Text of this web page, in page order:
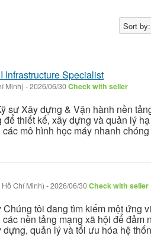
Sort by:
Infrastructure Specialist
Minh) -2026/06/30Check with seller
sư Xây dựng & Vận hành nền
thiết kế, xây dựng và quản lý
mô hình học máy nhanh
Chí Minh) -2026/06/30Check with seller
tôi đang tìm kiếm một ứng
nền tảng mạng xã hội để đảm
quản lý và tối ưu hóa hệ